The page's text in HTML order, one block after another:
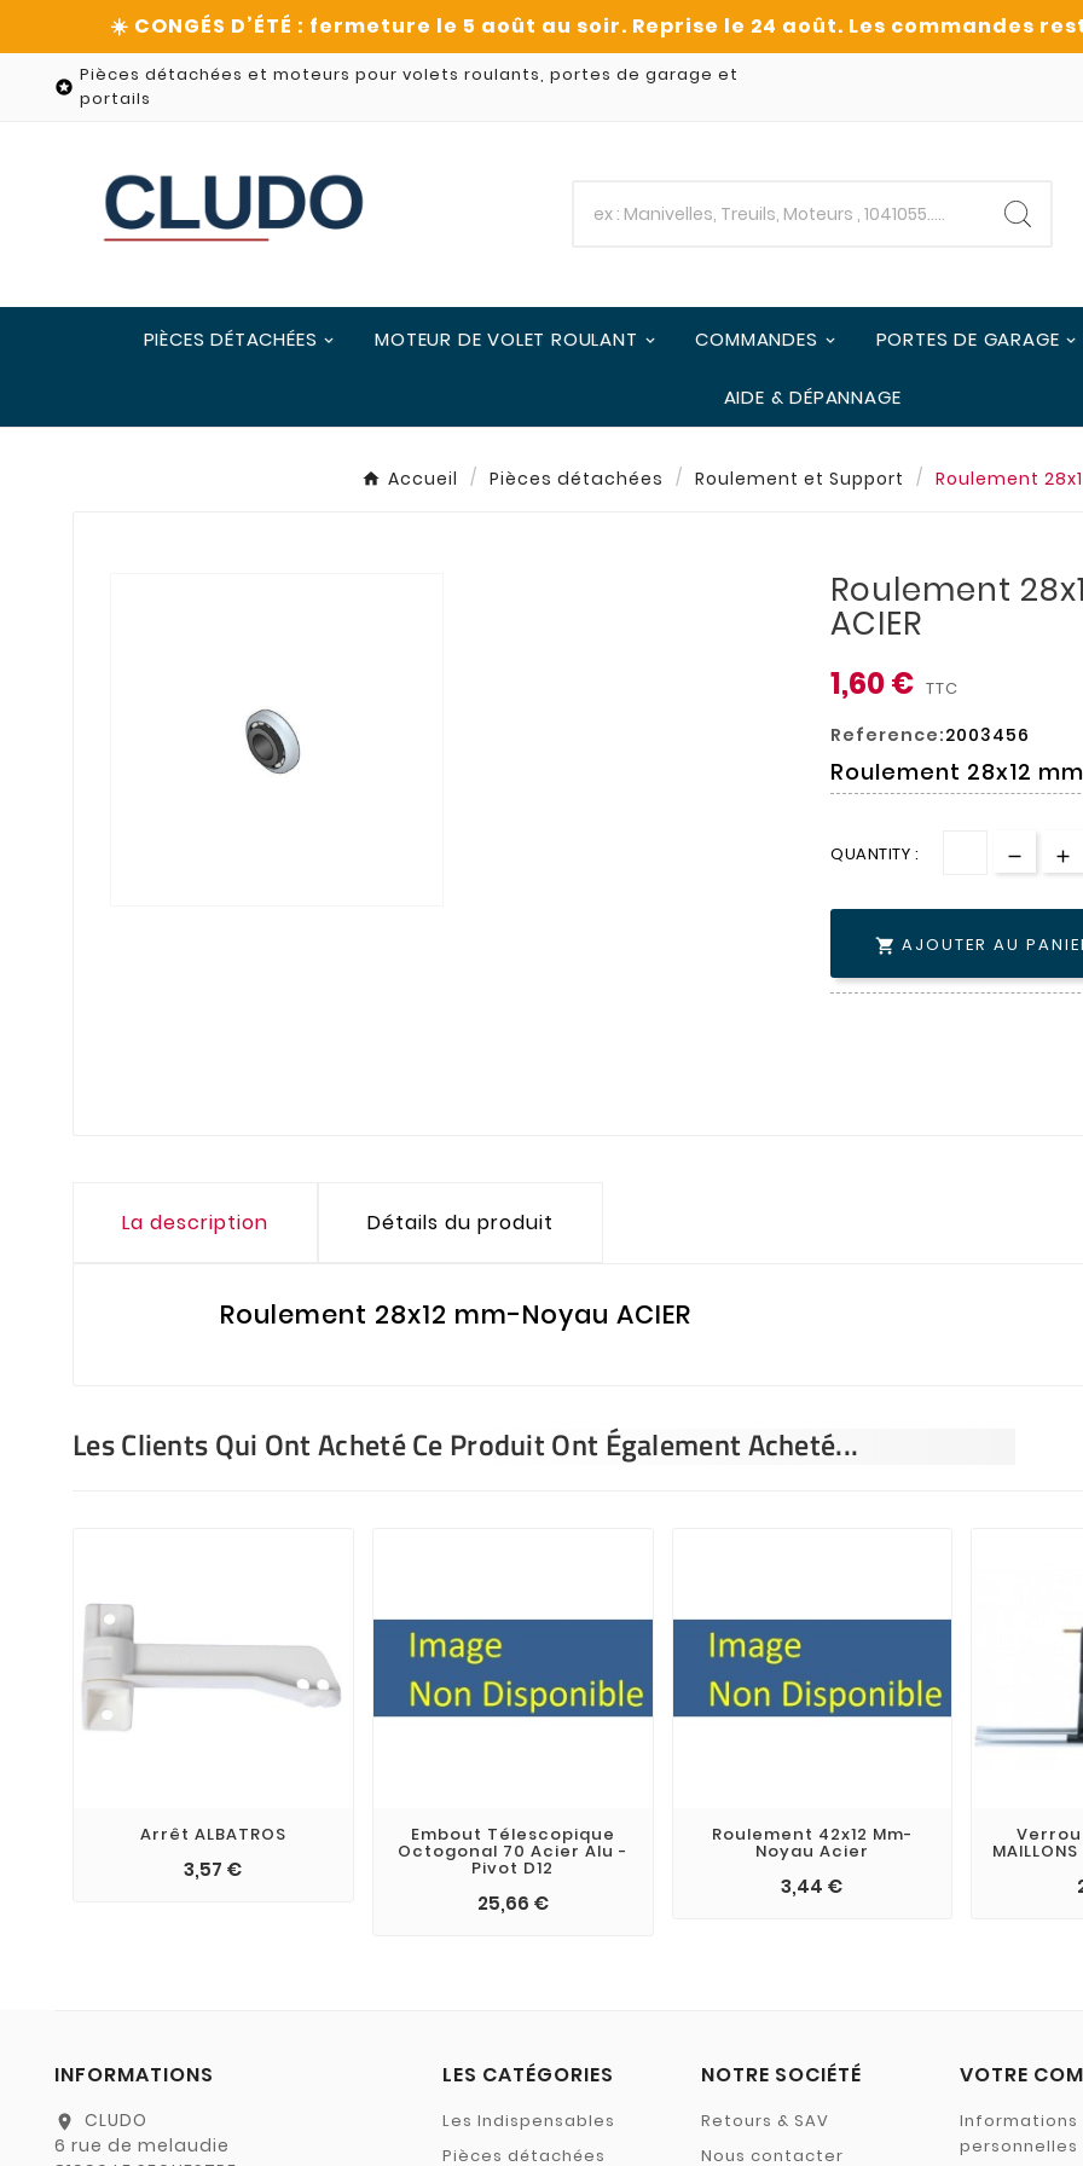

Pièces détachées et moteurs pour volets roulants, portes de garage et
portails
PIÈCES DÉTACHÉES MOTEUR DE VOLET ROULANT COMMANDES PORTES DE GARAGE
AIDE & DÉPANNAGE
Accueil Pièces détachées Roulement et Support Roulement
Roulement
ACIER
1,60 € TTC
Reference:2003456
Roulement 28x12
QUANTITY :
 AJOUTER AU
La description Détails du produit
Roulement 28x12 mm-Noyau ACIER
Les Clients Qui Ont Acheté Ce Produit Ont Également Acheté...
Arrêt ALBATROS
3,57 €
Embout Télescopique
Octogonal 70 Acier Alu -
Pivot D12
25,66 €
Roulement 42x12 Mm-
Noyau Acier
3,44 €
Verrou
INFORMATIONS
location_on
CLUDO
6 rue de melaudie
LES CATÉGORIES
Les Indispensables
Pièces détachées
NOTRE SOCIÉTÉ
Retours & SAV
Nous contacter
VOTRE
Informations
personnelles